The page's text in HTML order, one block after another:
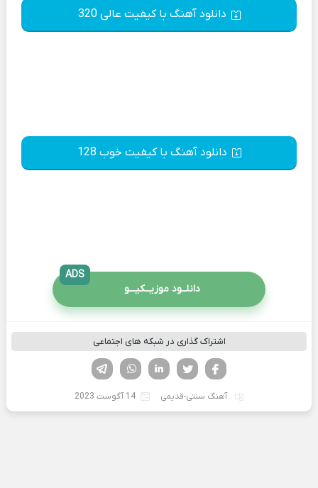
دانلود آهنگ با کیفیت عالی 320
دانلود آهنگ با کیفیت خوب 128
دانلــود موزیــکیـــو
ADS
اشتراک گذاری در شبکه های اجتماعی
لینکدین تویتر
فیسوک
آهنگ سنتی-قدیمی 14 آگوست 2023